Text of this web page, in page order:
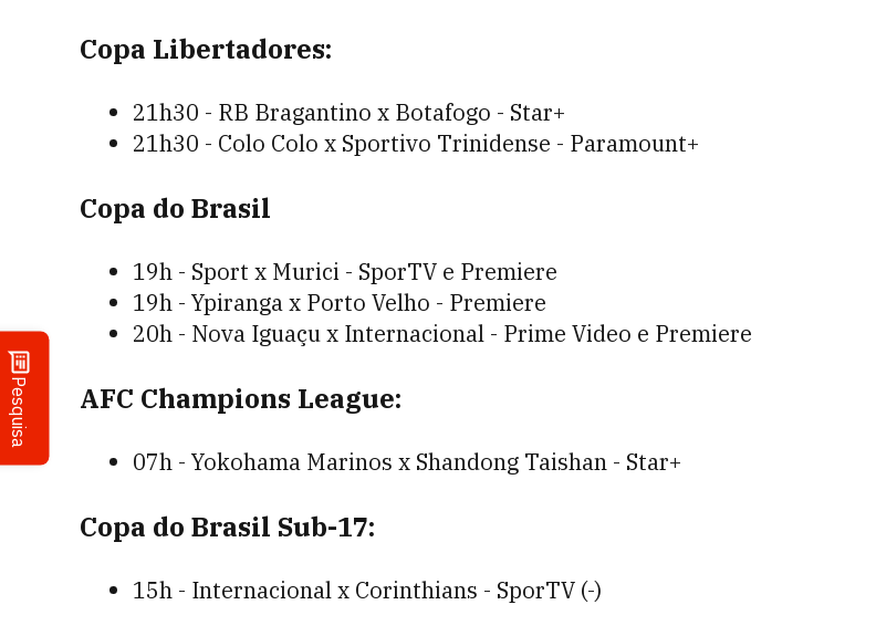
Pesquisa
Copa Libertadores:
21h30 - RB Bragantino x Botafogo - Star+
21h30 - Colo Colo x Sportivo Trinidense - Paramount+
Copa do Brasil
19h - Sport x Murici - SporTV e Premiere
19h - Ypiranga x Porto Velho - Premiere
20h - Nova Iguaçu x Internacional - Prime Video e Premiere
AFC Champions League:
07h - Yokohama Marinos x Shandong Taishan - Star+
Copa do Brasil Sub-17:
15h - Internacional x Corinthians - SporTV (-)